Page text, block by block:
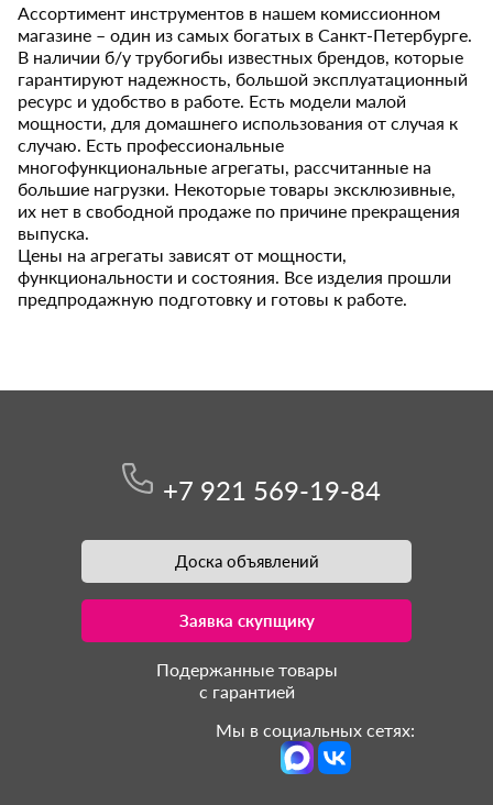
Ассортимент инструментов в нашем комиссионном
магазине – один из самых богатых в Санкт-Петербурге.
В наличии б/у трубогибы известных брендов, которые
гарантируют надежность, большой эксплуатационный
ресурс и удобство в работе. Есть модели малой
мощности, для домашнего использования от случая к
случаю. Есть профессиональные
многофункциональные агрегаты, рассчитанные на
большие нагрузки. Некоторые товары эксклюзивные,
их нет в свободной продаже по причине прекращения
выпуска.
Цены на агрегаты зависят от мощности,
функциональности и состояния. Все изделия прошли
предпродажную подготовку и готовы к работе.
+7 921 569-19-84
Доска объявлений
Заявка скупщику
Подержанные товары
с гарантией
Мы в социальных сетях: